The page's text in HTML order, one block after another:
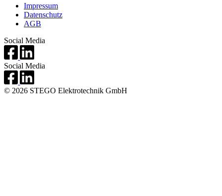
Impressum
Datenschutz
AGB
Social Media
Social Media
© 2026 STEGO Elektrotechnik GmbH